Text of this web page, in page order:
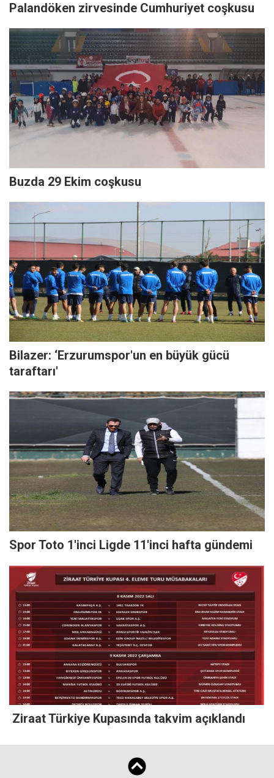
Palandöken zirvesinde Cumhuriyet coşkusu
Buzda 29 Ekim coşkusu
Bilazer: ‘Erzurumspor'un en büyük gücü
taraftarı'
Spor Toto 1'inci Ligde 11'inci hafta gündemi
Ziraat Türkiye Kupasında takvim açıklandı